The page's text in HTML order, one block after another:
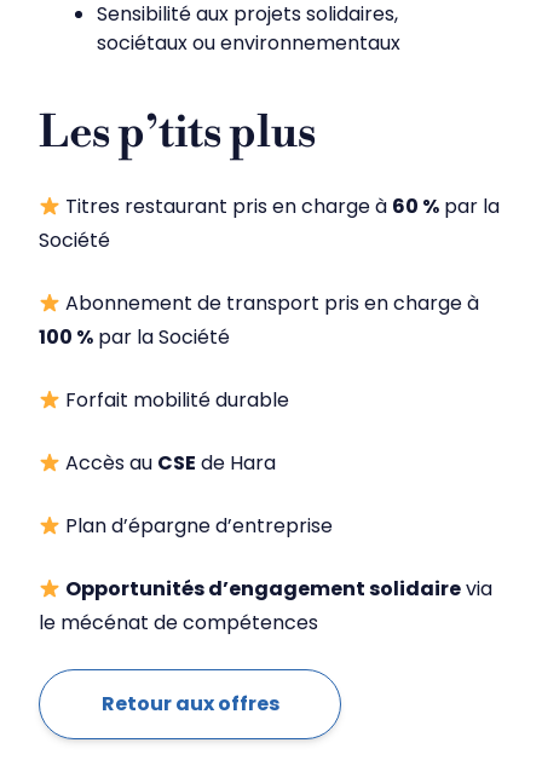
Sensibilité aux projets solidaires,
sociétaux ou environnementaux
Les p’tits plus
Titres restaurant pris en charge à 60 % par la
Société
Abonnement de transport pris en charge à
100 % par la Société
Forfait mobilité durable
Accès au CSE de Hara
Plan d’épargne d’entreprise
Opportunités d’engagement solidairevia
le mécénat de compétences
Retour aux offres